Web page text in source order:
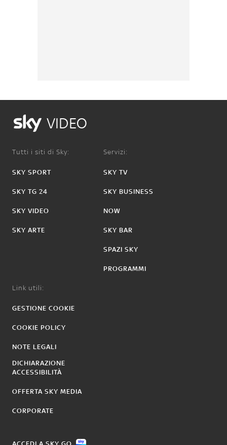
VIDEO
Tutti i siti di Sky:
SKY SPORT
SKY TG 24
SKY VIDEO
SKY ARTE
Servizi:
SKY TV
SKY BUSINESS
NOW
SKY BAR
SPAZI SKY
PROGRAMMI
Link utili:
GESTIONE COOKIE
COOKIE POLICY
NOTE LEGALI
DICHIARAZIONE
ACCESSIBILITÀ
OFFERTA SKY MEDIA
CORPORATE